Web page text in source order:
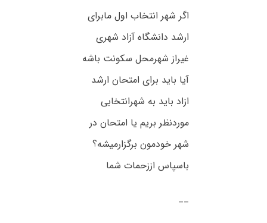
اگر شهر انتخاب اول مابرای
ارشد دانشگاه آزاد شهری
غیراز شهرمحل سکونت باشه
آیا باید برای امتحان ارشد
ازاد باید به شهرانتخابی
موردنظر بریم یا امتحان در
شهر خودمون برگزارمیشه؟
باسپاس اززحمات شما
__